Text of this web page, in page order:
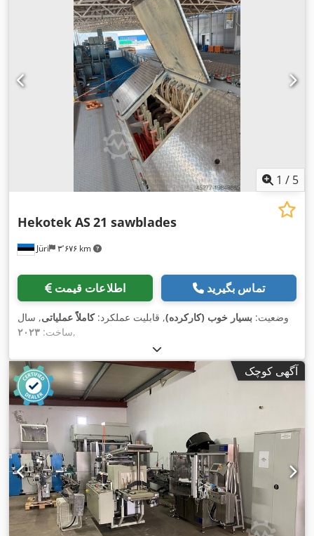
1 / 5
Jüri ۳٬۶۷۶ km
Hekotek AS21 sawblades
اطلاعات قیمت تماس بگیرید
وضعیت: بسیار خوب (کارکرده), قابلیت عملکرد:کاملاً عملیاتی, سال
ساخت: ۲۰۲۳ ,
آگهی کوچک